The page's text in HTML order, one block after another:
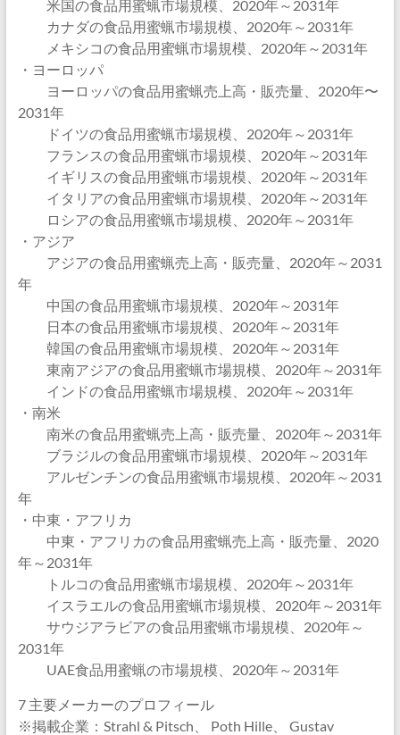
米国の食品用蜜蝋市場規模、2020年～2031年
カナダの食品用蜜蝋市場規模、2020年～2031年
メキシコの食品用蜜蝋市場規模、2020年～2031年
・ヨーロッパ
ヨーロッパの食品用蜜蝋売上高・販売量、2020年〜
2031年
ドイツの食品用蜜蝋市場規模、2020年～2031年
フランスの食品用蜜蝋市場規模、2020年～2031年
イギリスの食品用蜜蝋市場規模、2020年～2031年
イタリアの食品用蜜蝋市場規模、2020年～2031年
ロシアの食品用蜜蝋市場規模、2020年～2031年
・アジア
アジアの食品用蜜蝋売上高・販売量、2020年～2031
年
中国の食品用蜜蝋市場規模、2020年～2031年
日本の食品用蜜蝋市場規模、2020年～2031年
韓国の食品用蜜蝋市場規模、2020年～2031年
東南アジアの食品用蜜蝋市場規模、2020年～2031年
インドの食品用蜜蝋市場規模、2020年～2031年
・南米
南米の食品用蜜蝋売上高・販売量、2020年～2031年
ブラジルの食品用蜜蝋市場規模、2020年～2031年
アルゼンチンの食品用蜜蝋市場規模、2020年～2031
年
・中東・アフリカ
中東・アフリカの食品用蜜蝋売上高・販売量、2020
年～2031年
トルコの食品用蜜蝋市場規模、2020年～2031年
イスラエルの食品用蜜蝋市場規模、2020年～2031年
サウジアラビアの食品用蜜蝋市場規模、2020年～
2031年
UAE食品用蜜蝋の市場規模、2020年～2031年
7 主要メーカーのプロフィール
※掲載企業：Strahl & Pitsch、 Poth Hille、 Gustav